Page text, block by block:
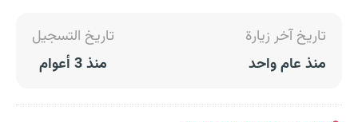
تاريخ آخر زيارة
منذ عام واحد
تاريخ التسجيل
منذ 3 أعوام